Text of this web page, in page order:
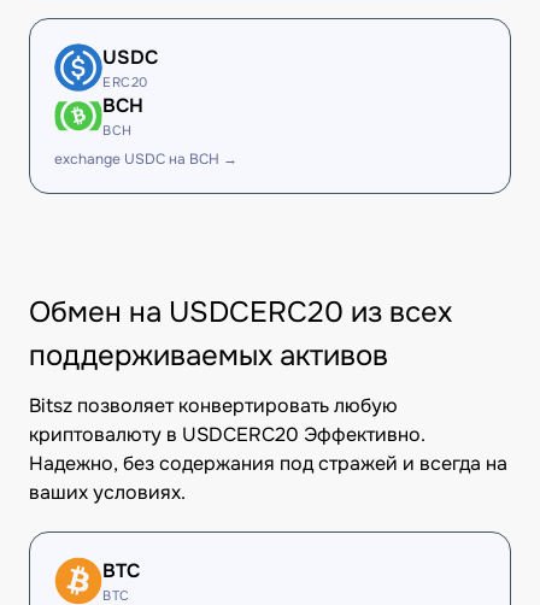
USDC
ERC20
BCH
BCH
exchange USDC на BCH →
Обмен на USDCERC20 из всех
поддерживаемых активов
Bitsz позволяет конвертировать любую
криптовалюту в USDCERC20 Эффективно.
Надежно, без содержания под стражей и всегда на
ваших условиях.
BTC
BTC